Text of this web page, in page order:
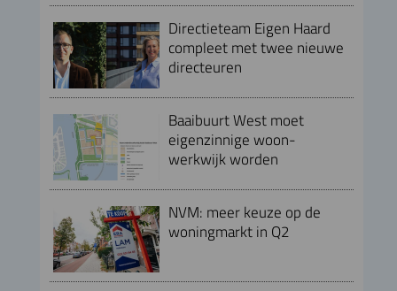
Directieteam Eigen Haard
compleet met twee nieuwe
directeuren
Baaibuurt West moet
eigenzinnige woon-
werkwijk worden
NVM: meer keuze op de
woningmarkt in Q2